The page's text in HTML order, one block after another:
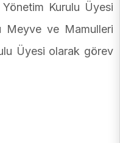
Yönetim Kurulu Üyesi
Meyve ve Mamulleri
Üyesi olarak görev